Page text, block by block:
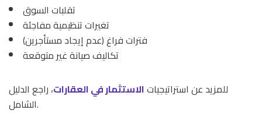
تقلبات السوق
تغيرات تنظيمية مفاجئة
فترات فراغ (عدم إيجاد مستأجرين)
تكاليف صيانة غير متوقعة
للمزيد عن استراتيجياتالاستثمار في العقارات، راجع الدليل
الشامل.